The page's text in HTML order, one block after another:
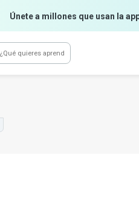
Únete a millones que usan la